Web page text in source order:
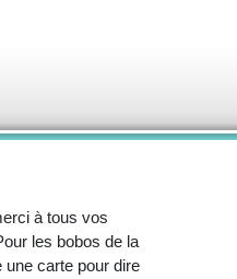
à tous vos
les bobos de la
une carte pour dire